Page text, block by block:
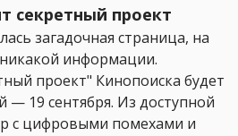
секретный проект
загадочная страница, на
информации.
проект" Кинопоиска будет
— 19 сентября. Из доступной
с цифровыми помехами и